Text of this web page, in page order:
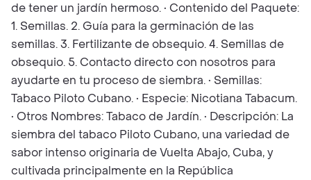
de tener un jardín hermoso. • Contenido del Paquete:
1. Semillas. 2. Guía para la germinación de las
semillas. 3. Fertilizante de obsequio. 4. Semillas de
obsequio. 5. Contacto directo con nosotros para
ayudarte en tu proceso de siembra. • Semillas:
Tabaco Piloto Cubano. • Especie: Nicotiana Tabacum.
• Otros Nombres: Tabaco de Jardín. • Descripción: La
siembra del tabaco Piloto Cubano, una variedad de
sabor intenso originaria de Vuelta Abajo, Cuba, y
cultivada principalmente en la República